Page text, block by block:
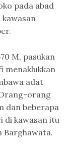
pada abad
M, pasukan
menaklukkan
adat
orang
dan beberapa
di kawasan itu
Barghawata.